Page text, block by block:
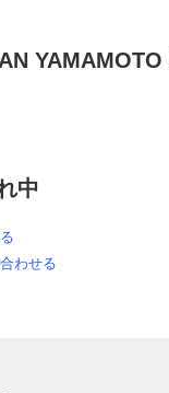
中
わせる